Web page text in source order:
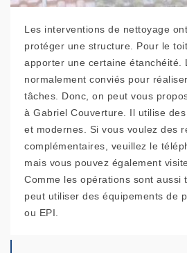
Les interventions de nettoyage
protéger une structure. Pour le
apporter une certaine étanchéité.
normalement conviés pour
tâches. Donc, on peut vous
à Gabriel Couverture. Il utilise
et modernes. Si vous voulez des
complémentaires, veuillez le
mais vous pouvez également
Comme les opérations sont aussi
peut utiliser des équipements de
ou EPI.